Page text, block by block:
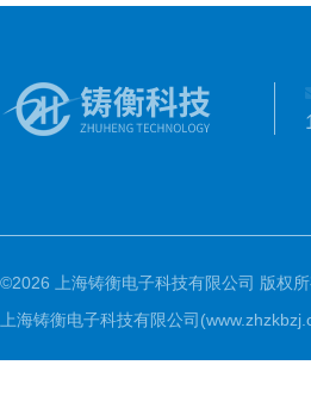
©2026 上海铸衡电子科技有限公司 版权
上海铸衡电子科技有限公司